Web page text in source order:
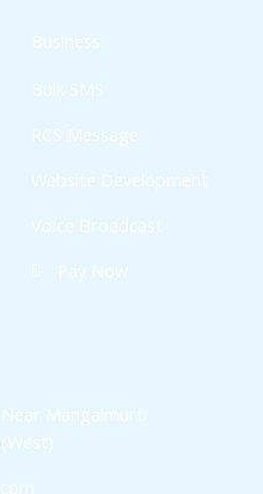
Business
Bulk SMS
RCS Message
Website Development
Voice Broadcast
Pay Now
Mangalmurti